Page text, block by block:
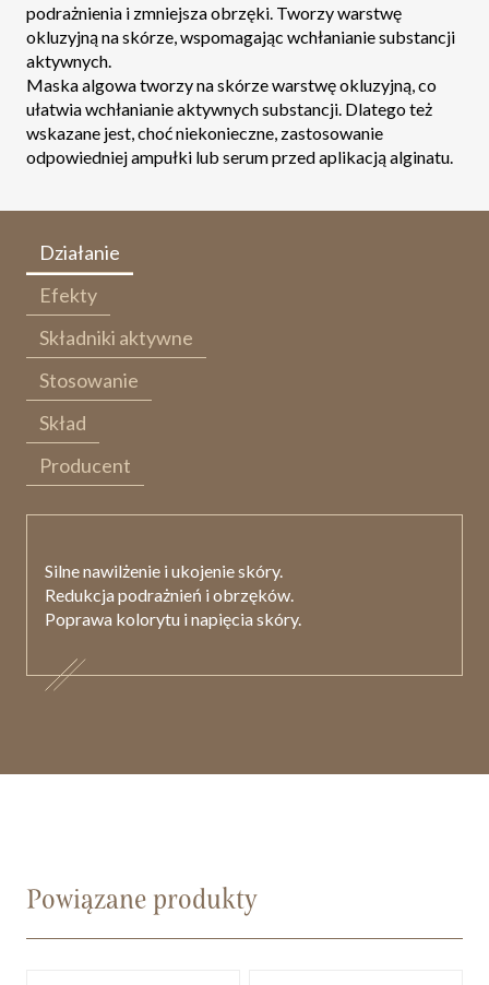
podrażnienia i zmniejsza obrzęki. Tworzy warstwę
okluzyjną na skórze, wspomagając wchłanianie substancji
aktywnych.
Maska algowa tworzy na skórze warstwę okluzyjną, co
ułatwia wchłanianie aktywnych substancji. Dlatego też
wskazane jest, choć niekonieczne, zastosowanie
odpowiedniej ampułki lub serum przed aplikacją alginatu.
Działanie
Efekty
Składniki aktywne
Stosowanie
Skład
Producent
Silne nawilżenie i ukojenie skóry.
Redukcja podrażnień i obrzęków.
Poprawa kolorytu i napięcia skóry.
Powiązane produkty